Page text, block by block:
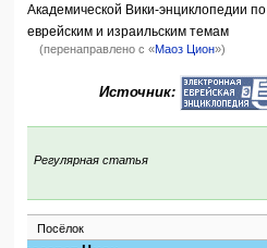
Академической Вики-энциклопедии по
еврейским и израильским темам
(перенаправлено с «Маоз Цион»)
Источник:
Регулярная статья
Посёлок